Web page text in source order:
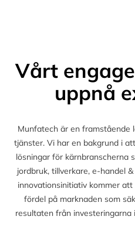
Vårt
uppnå
Munfatech är en framstående
tjänster. Vi har en bakgrund i
lösningar för kärnbranscherna
jordbruk, tillverkare, e-handel
innovationsinitiativ kommer
fördel på marknaden som
resultaten från investeringarna